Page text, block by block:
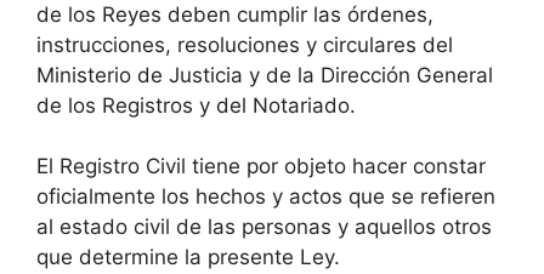
de los Reyes deben cumplir las órdenes,
instrucciones, resoluciones y circulares del
Ministerio de Justicia y de la Dirección General
de los Registros y del Notariado.
El Registro Civil tiene por objeto hacer constar
oficialmente los hechos y actos que se refieren
al estado civil de las personas y aquellos otros
que determine la presente Ley.